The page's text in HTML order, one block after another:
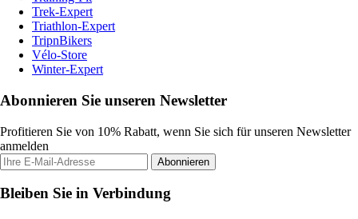
Trek-Expert
Triathlon-Expert
TripnBikers
Vélo-Store
Winter-Expert
Abonnieren Sie unseren Newsletter
Profitieren Sie von 10% Rabatt, wenn Sie sich für unseren Newsletter
anmelden
Abonnieren
Bleiben Sie in Verbindung